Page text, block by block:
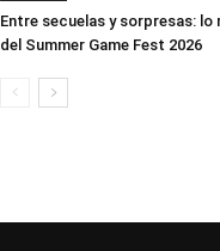
Entre secuelas y sorpresas: lo
del Summer Game Fest 2026